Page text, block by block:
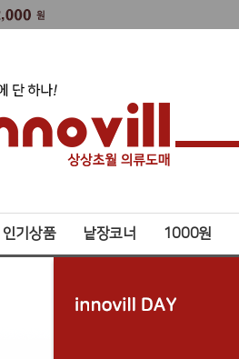
인기상품 낱장코너 1000원